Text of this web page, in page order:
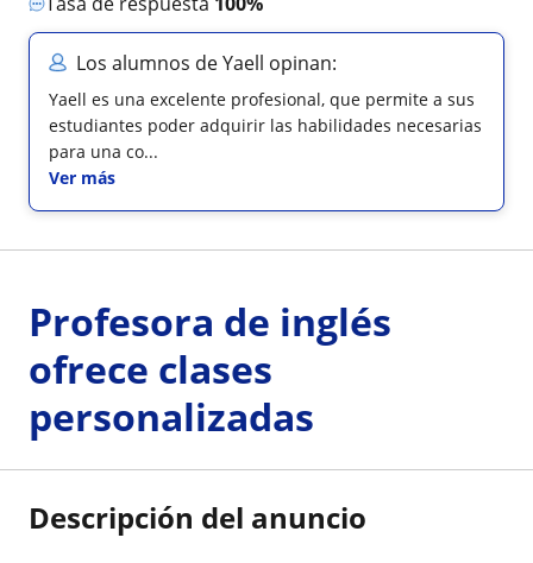
Los alumnos de Yaell opinan:
Yaell es una excelente profesional, que permite a sus
estudiantes poder adquirir las habilidades necesarias
para una co...
Ver más
Profesora de inglés
ofrece clases
personalizadas
Descripción del anuncio